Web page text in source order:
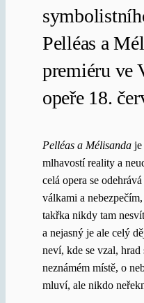
Pelléas a
premiéru ve
opeře 18.
Pelléas a Mélisandaje
mlhavostí reality a
celá opera se
válkami a
takřka nikdy tam
a nejasný je ale celý
neví, kde se vzal, hrad
neznámém místě, o
mluví, ale nikdo